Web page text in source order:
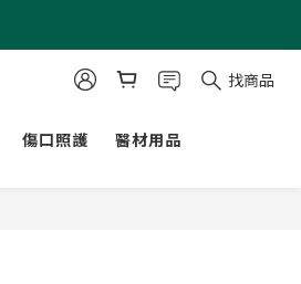
找商品
傷口照護 醫材用品